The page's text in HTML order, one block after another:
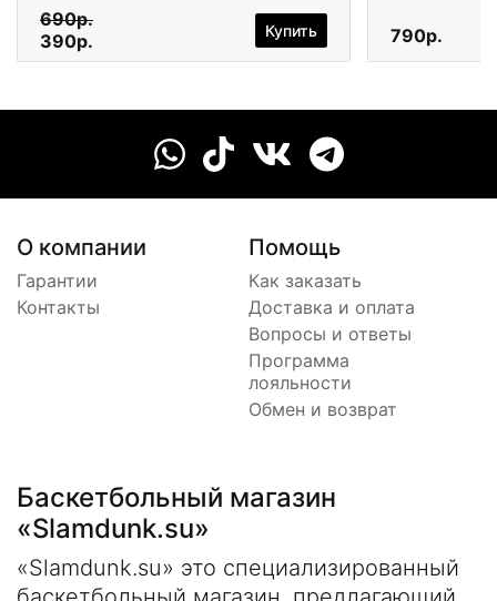
690р.
390р.
Купить 790р.
О компании
Гарантии
Контакты
Помощь
Как заказать
Доставка и оплата
Вопросы и ответы
Программа
лояльности
Обмен и возврат
Баскетбольный магазин
«Slamdunk.su»
«Slamdunk.su» это специализированный